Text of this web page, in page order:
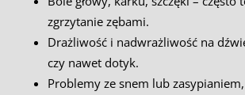
zgrzytanie zębami.
Drażliwość i nadwrażliwość na
czy nawet dotyk.
Problemy ze snem lub